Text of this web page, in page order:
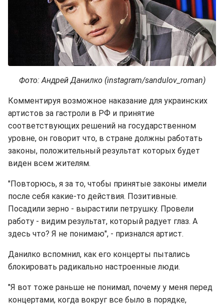
Фото: Андрей Данилко (instagram/sandulov_roman)
Комментируя возможное наказание для украинских
артистов за гастроли в РФ и принятие
соответствующих решений на государственном
уровне, он говорит что, в стране должны работать
законы, положительный результат которых будет
виден всем жителям.
"Повторюсь, я за то, чтобы принятые законы имели
после себя какие-то действия. Позитивные.
Посадили зерно - вырастили петрушку. Провели
работу - видим результат, который радует глаз. А
здесь что? Я не понимаю", - признался артист.
Данилко вспомнил, как его концерты пытались
блокировать радикально настроенные люди.
"Я вот тоже раньше не понимал, почему у меня перед
концертами, когда вокруг все было в порядке,